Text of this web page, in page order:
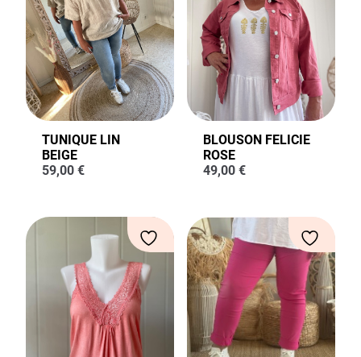
TUNIQUE LIN
BEIGE
59,00 €
BLOUSON FELICIE
ROSE
49,00 €